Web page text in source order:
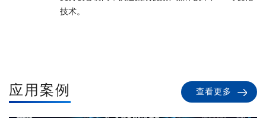
技术。
应用案例 查看更多